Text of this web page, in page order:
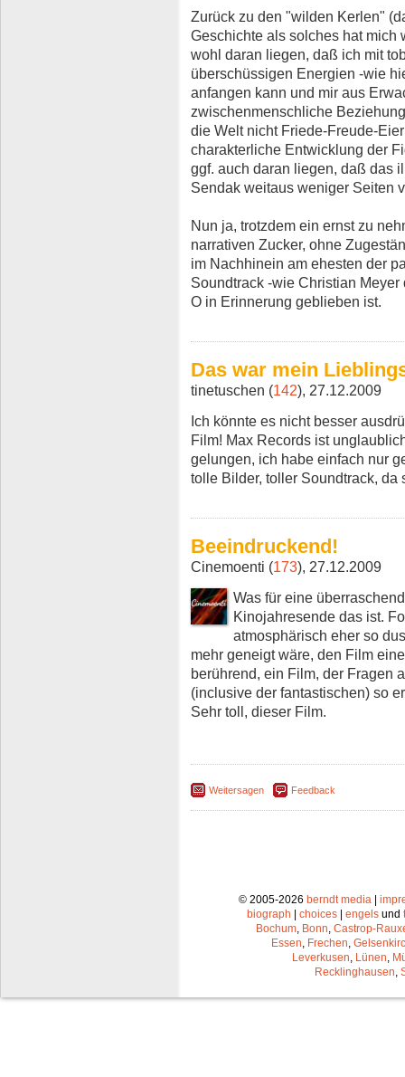
Zurück zu den "wilden Kerlen"
Geschichte als solches hat mich
wohl daran liegen, daß ich mit
überschüssigen Energien -wie
anfangen kann und mir aus
zwischenmenschliche
die Welt nicht Friede-Freude-
charakterliche Entwicklung der
ggf. auch daran liegen, daß das
Sendak weitaus weniger Seiten
Nun ja, trotzdem ein ernst zu
narrativen Zucker, ohne
im Nachhinein am ehesten der
Soundtrack -wie Christian
O in Erinnerung geblieben ist.
Das war mein
tinetuschen (142), 27.12.2009
Ich könnte es nicht besser
Film! Max Records ist
gelungen, ich habe einfach nur
tolle Bilder, toller Soundtrack, da
Beeindruckend!
Cinemoenti (173), 27.12.2009
Was für eine
Kinojahresende das ist.
atmosphärisch eher so
mehr geneigt wäre, den Film
berührend, ein Film, der Fragen
(inclusive der fantastischen) so
Sehr toll, dieser Film.
Weitersagen Feedback
© 2005-2026 berndt media |
biograph | choices | engels und
Bochum Bonn Castrop-
Essen Frechen
Leverkusen Lünen
Recklinghausen